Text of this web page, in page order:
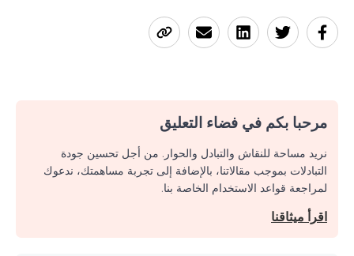
مرحبا بكم في فضاء التعليق
نريد مساحة للنقاش والتبادل والحوار. من أجل تحسين جودة
التبادلات بموجب مقالاتنا، بالإضافة إلى تجربة مساهمتك، ندعوك
لمراجعة قواعد الاستخدام الخاصة بنا.
اقرأ ميثاقنا